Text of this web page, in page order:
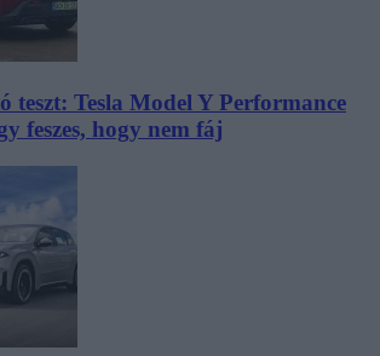
teszt: Tesla Model Y Performance
feszes, hogy nem fáj